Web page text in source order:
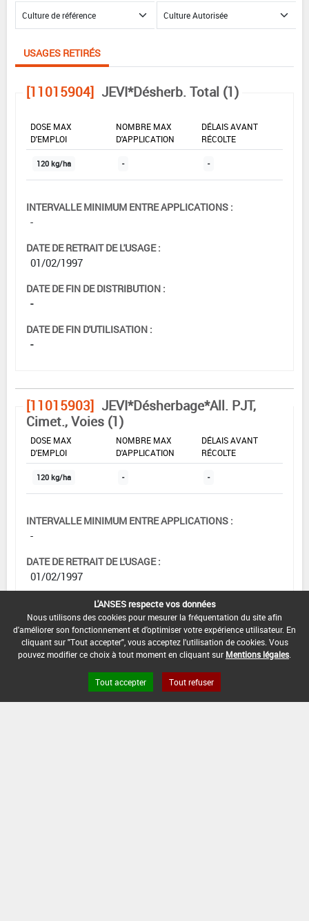
USAGES RETIRÉS
[11015904] JEVI*Désherb. Total (1)
DOSE MAX
D'EMPLOI
NOMBRE MAX
D'APPLICATION
DÉLAIS AVANT
RÉCOLTE
120 kg/ha - -
INTERVALLE MINIMUM ENTRE APPLICATIONS :
-
DATE DE RETRAIT DE L'USAGE :
01/02/1997
DATE DE FIN DE DISTRIBUTION :
-
DATE DE FIN D'UTILISATION :
-
[11015903] JEVI*Désherbage*All. PJT,
Cimet., Voies (1)
DOSE MAX
D'EMPLOI
NOMBRE MAX
D'APPLICATION
DÉLAIS AVANT
RÉCOLTE
120 kg/ha - -
INTERVALLE MINIMUM ENTRE APPLICATIONS :
-
DATE DE RETRAIT DE L'USAGE :
01/02/1997
DATE DE FIN DE DISTRIBUTION :
-
DATE DE FIN D'UTILISATION :
-
L'ANSES respecte vos données
Nous utilisons des cookies pour mesurer la fréquentation du site afin
d'améliorer son fonctionnement et d'optimiser votre expérience utilisateur. En
cliquant sur "Tout accepter", vous acceptez l'utilisation de cookies. Vous
pouvez modifier ce choix à tout moment en cliquant sur Mentions légales
Tout accepter Tout refuser